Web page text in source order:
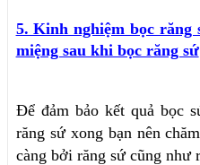
5. Kinh nghiệm bọc răng
miệng sau khi bọc răng sứ
Để đảm bảo kết quả bọc
răng sứ xong bạn nên
càng bởi răng sứ cũng như